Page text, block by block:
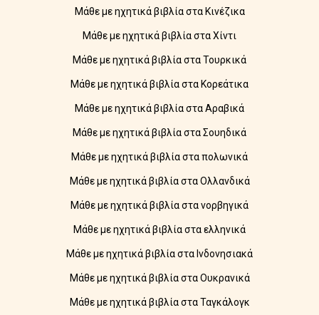
Μάθε με ηχητικά βιβλία στα Κινέζικα
Μάθε με ηχητικά βιβλία στα Χίντι
Μάθε με ηχητικά βιβλία στα Τουρκικά
Μάθε με ηχητικά βιβλία στα Κορεάτικα
Μάθε με ηχητικά βιβλία στα Αραβικά
Μάθε με ηχητικά βιβλία στα Σουηδικά
Μάθε με ηχητικά βιβλία στα πολωνικά
Μάθε με ηχητικά βιβλία στα Ολλανδικά
Μάθε με ηχητικά βιβλία στα νορβηγικά
Μάθε με ηχητικά βιβλία στα ελληνικά
Μάθε με ηχητικά βιβλία στα Ινδονησιακά
Μάθε με ηχητικά βιβλία στα Ουκρανικά
Μάθε με ηχητικά βιβλία στα Ταγκάλογκ